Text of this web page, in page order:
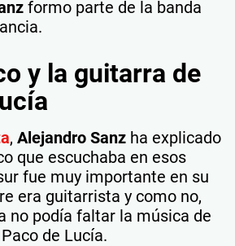
formo parte de la banda
y la guitarra de
, Alejandro Sanz ha explicado
que escuchaba en esos
fue muy importante en su
era guitarrista y como no,
no podía faltar la música de
de Lucía.